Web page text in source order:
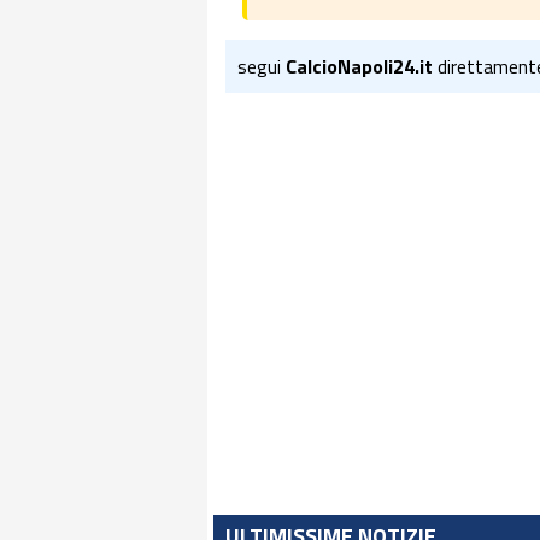
segui CalcioNapoli24.it